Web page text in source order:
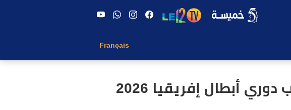
Français
أبطال إفريقيا 2026